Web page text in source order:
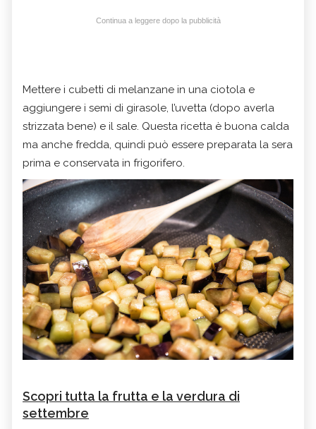
Continua a leggere dopo la pubblicità
Mettere i cubetti di melanzane in una ciotola e
aggiungere i semi di girasole, l’uvetta (dopo averla
strizzata bene) e il sale. Questa ricetta è buona calda
ma anche fredda, quindi può essere preparata la sera
prima e conservata in frigorifero.
Scopri tutta la frutta e la verdura di
settembre